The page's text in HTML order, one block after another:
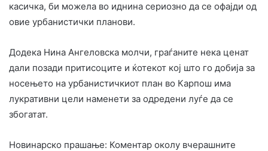
касичка, би можела во иднина сериозно да се офајди од
овие урбанистички планови.
Додека Нина Ангеловска молчи, граѓаните нека ценат
дали позади притисоците и ќотекот кој што го добија за
носењето на урбанистичкиот план во Карпош има
лукративни цели наменети за одредени луѓе да се
збогатат.
Новинарско прашање: Коментар околу вчерашните